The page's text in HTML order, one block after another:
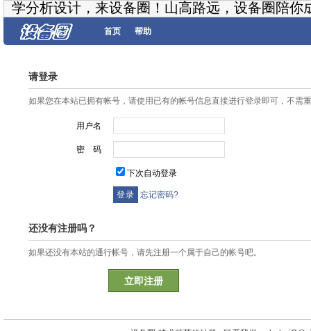
学分析设计，来设备圈！山高路远，设备圈陪你
首页 帮助
请登录
如果您在本站已拥有帐号，请使用已有的帐号信息直接进行登录即可，不需
用户名
密 码
下次自动登录
忘记密码?
还没有注册吗？
如果还没有本站的通行帐号，请先注册一个属于自己的帐号吧。
立即注册